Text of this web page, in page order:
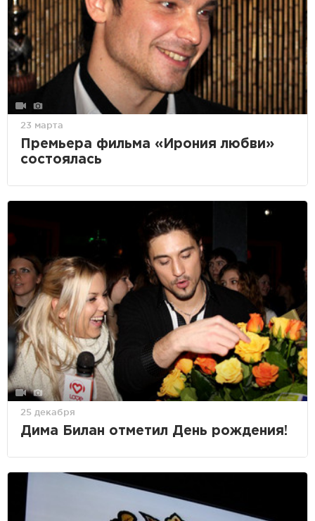
23 марта
Премьера фильма «Ирония любви»
состоялась
25 декабря
Дима Билан отметил День рождения!